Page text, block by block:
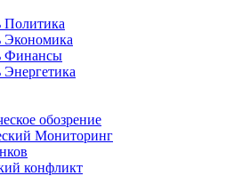
Политика
Экономика
Финансы
обозрение
Мониторинг
конфликт